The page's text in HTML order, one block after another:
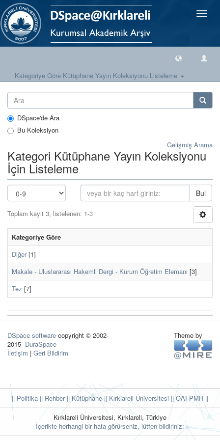
Geçiş
Kategoriye Göre Kütüphane Yayın Koleksiyonu Listeleme
DSpace'de Ara
Bu Koleksiyon
Gelişmiş Arama
Kategori Kütüphane Yayın Koleksiyonu
İçin Listeleme
Bul
Toplam kayıt 3, listelenen: 1-3
Kategoriye Göre
Diğer[1]
Makale - Uluslararası Hakemli Dergi - Kurum Öğretim Elemanı [3]
Tez [7]
DSpace software copyright © 2002-
2015 DuraSpace
İletişim | Geri Bildirim
Theme by
|| Politika || Rehber|| Kütüphane|| Kırklareli Üniversitesi ||OAI-PMH ||
Kırklareli Üniversitesi, Kırklareli, Türkiye
İçerikte herhangi bir hata görürseniz, lütfen bildiriniz: